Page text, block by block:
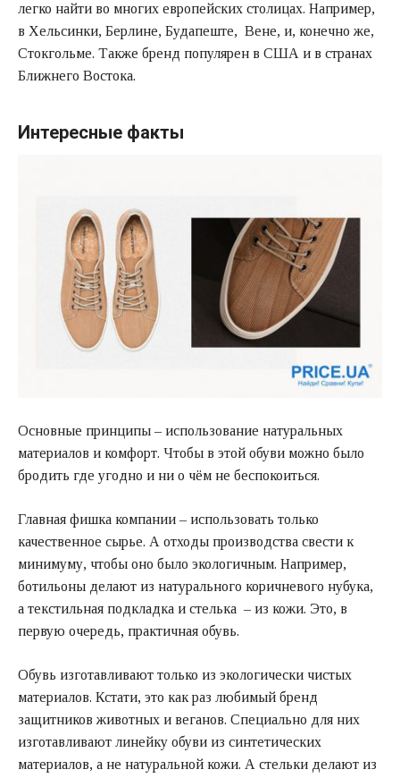
легко найти во многих европейских столицах. Например,
в Хельсинки, Берлине, Будапеште, Вене, и, конечно же,
Стокгольме. Также бренд популярен в США и в странах
Ближнего Востока.
Интересные факты
Основные принципы – использование натуральных
материалов и комфорт. Чтобы в этой обуви можно было
бродить где угодно и ни о чём не беспокоиться.
Главная фишка компании – использовать только
качественное сырье. А отходы производства свести к
минимуму, чтобы оно было экологичным. Например,
ботильоны делают из натурального коричневого нубука,
а текстильная подкладка и стелька – из кожи. Это, в
первую очередь, практичная обувь.
Обувь изготавливают только из экологически чистых
материалов. Кстати, это как раз любимый бренд
защитников животных и веганов. Специально для них
изготавливают линейку обуви из синтетических
материалов, а не натуральной кожи. А стельки делают из